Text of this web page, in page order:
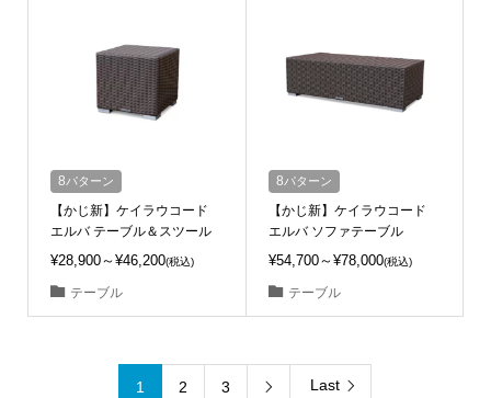
8パターン
【かじ新】ケイラウコード
エルバ テーブル＆スツール
¥28,900～¥46,200(税込)
テーブル
8パターン
【かじ新】ケイラウコード
エルバ ソファテーブル
¥54,700～¥78,000(税込)
テーブル
1 2 3  Last